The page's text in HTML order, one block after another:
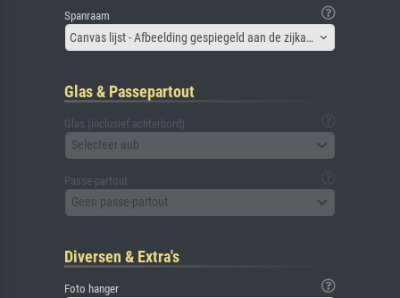
Spanraam
Canvas lijst - Afbeelding gespiegeld aan de zijkant
Glas & Passepartout
Glas (inclusief achterbord)
Selecteer aub
Passe-partout
Geen passe-partout
Diversen & Extra's
Foto hanger